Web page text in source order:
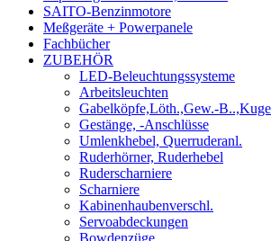
SAITO-Benzinmotore
Meßgeräte + Powerpanele
Fachbücher
ZUBEHÖR
LED-Beleuchtungssysteme
Arbeitsleuchten
Gabelköpfe,Löth.,Gew.-
Gestänge, -Anschlüsse
Umlenkhebel, Querruderanl.
Ruderhörner, Ruderhebel
Ruderscharniere
Scharniere
Kabinenhaubenverschl.
Servoabdeckungen
Bowdenzüge